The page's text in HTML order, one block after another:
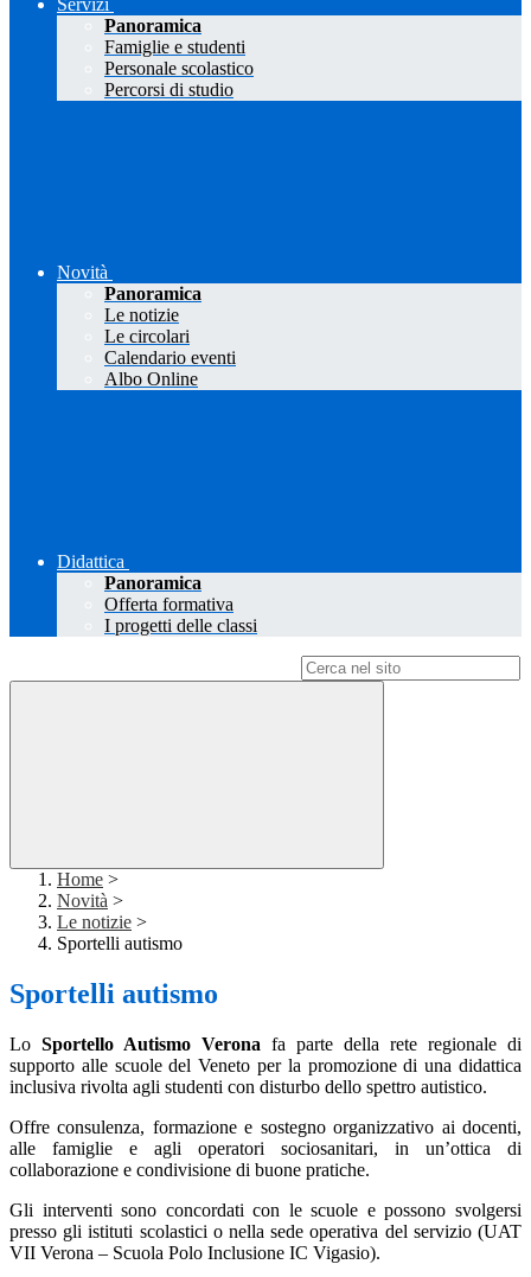
Servizi
Panoramica
Famiglie e studenti
Personale scolastico
Percorsi di studio
Novità
Panoramica
Le notizie
Le circolari
Calendario eventi
Albo Online
Didattica
Panoramica
Offerta formativa
I progetti delle classi
Home >
Novità >
Le notizie >
Sportelli autismo
Sportelli autismo
Lo Sportello Autismo Verona fa parte della rete regionale di
supporto alle scuole del Veneto per la promozione di una didattica
inclusiva rivolta agli studenti con disturbo dello spettro autistico.
Offre consulenza, formazione e sostegno organizzativo ai docenti,
alle famiglie e agli operatori sociosanitari, in un’ottica di
collaborazione e condivisione di buone pratiche.
Gli interventi sono concordati con le scuole e possono svolgersi
presso gli istituti scolastici o nella sede operativa del servizio (UAT
VII Verona – Scuola Polo Inclusione IC Vigasio).